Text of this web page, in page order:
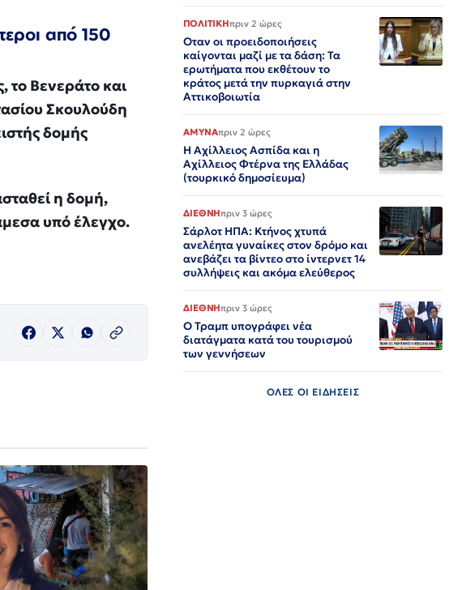
από 150
το Βενεράτο και
Σκουλούδη
δομής
η δομή,
υπό έλεγχο.
ΠΟΛΙΤΙΚΗπριν 2 ώρες
Οταν οι προειδοποιήσεις
καίγονται μαζί με τα δάση: Τα
ερωτήματα που εκθέτουν το
κράτος μετά την πυρκαγιά στην
Αττικοβοιωτία
ΑΜΥΝΑπριν 2 ώρες
Η Αχίλλειος Ασπίδα και η
Αχίλλειος Φτέρνα της Ελλάδας
(τουρκικό δημοσίευμα)
ΔΙΕΘΝΗπριν 3 ώρες
Σάρλοτ ΗΠΑ: Κτήνος χτυπά
ανελέητα γυναίκες στον δρόμο και
ανεβάζει τα βίντεο στο ίντερνετ 14
συλλήψεις και ακόμα ελεύθερος​​​​​​​​​​​​​​​​​​​​​​​​​​​​​​​​​​​​​​​​​​​​​​​​​​
ΔΙΕΘΝΗπριν 3 ώρες
Ο Τραμπ υπογράφει νέα
διατάγματα κατά του τουρισμού
των γεννήσεων
ΟΛΕΣ ΟΙ ΕΙΔΗΣΕΙΣ